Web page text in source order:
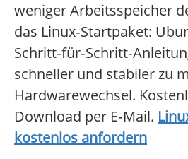
weniger Arbeitsspeicher
das Linux‑Startpaket:
schneller und stabiler zu
Hardwarewechsel.
Download per E‑Mail.
kostenlos anfordern